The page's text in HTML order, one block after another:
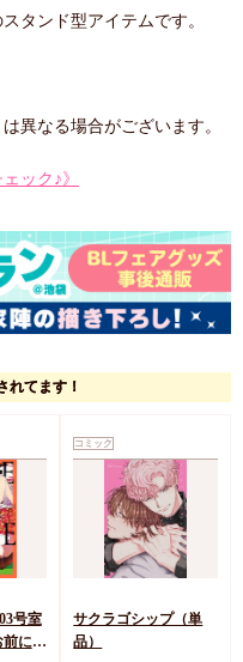
タンド型アイテムです。
異なる場合がございます。
ック♪》
れてます！
号室
に
コミック
サクラゴシップ（単
品）